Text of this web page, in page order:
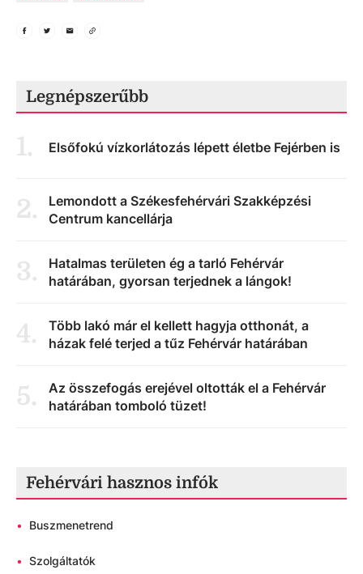
Legnépszerűbb
1. Elsőfokú vízkorlátozás lépett életbe Fejérben is
2.
Lemondott a Székesfehérvári Szakképzési
Centrum kancellárja
3.
Hatalmas területen ég a tarló Fehérvár
határában, gyorsan terjednek a lángok!
4.
Több lakó már el kellett hagyja otthonát, a
házak felé terjed a tűz Fehérvár határában
5.
Az összefogás erejével oltották el a Fehérvár
határában tomboló tüzet!
Fehérvári hasznos infók
• Buszmenetrend
• Szolgáltatók